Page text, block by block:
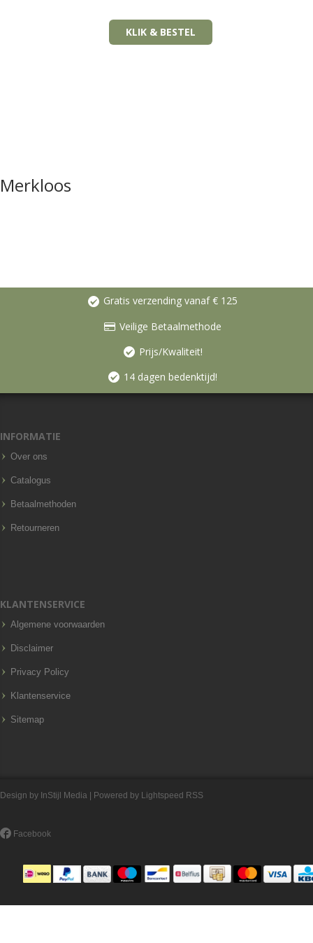
KLIK & BESTEL
Merkloos
Gratis verzending vanaf € 125
Veilige Betaalmethode
Prijs/Kwaliteit!
14 dagen bedenktijd!
INFORMATIE
Over ons
Catalogus
Betaalmethoden
Retourneren
KLANTENSERVICE
Algemene voorwaarden
Disclaimer
Privacy Policy
Klantenservice
Sitemap
Design by InStijl Media | Powered by Lightspeed RSS
Facebook